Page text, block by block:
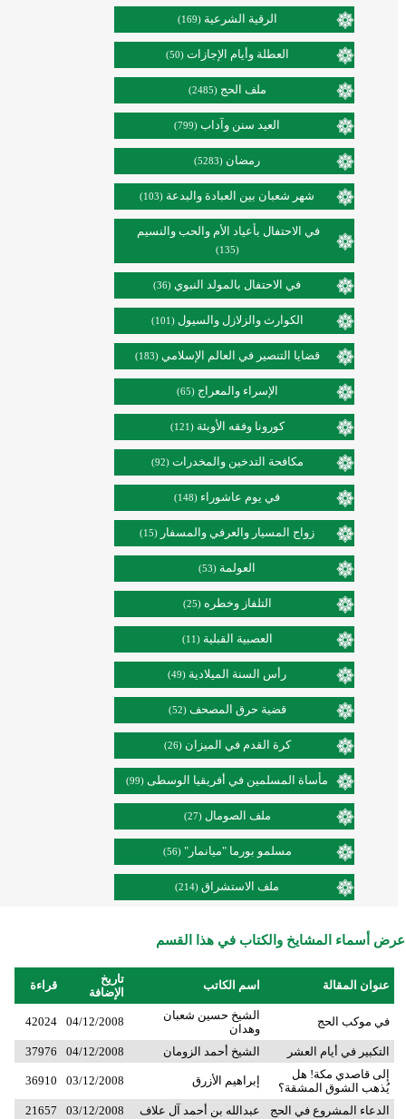
الرقية الشرعية (169)
العطلة وأيام الإجازات (50)
ملف الحج (2485)
العيد سنن وآداب (799)
رمضان (5283)
شهر شعبان بين العبادة والبدعة (103)
في الاحتفال بأعياد الأم والحب والنسيم
(135)
في الاحتفال بالمولد النبوي (36)
الكوارث والزلازل والسيول (101)
قضايا التنصير في العالم الإسلامي (183)
الإسراء والمعراج (65)
كورونا وفقه الأوبئة (121)
مكافحة التدخين والمخدرات (92)
في يوم عاشوراء (148)
زواج المسيار والعرفي والمسفار (15)
العولمة (53)
التلفاز وخطره (25)
العصبية القبلية (11)
رأس السنة الميلادية (49)
قضية حرق المصحف (52)
كرة القدم في الميزان (26)
مأساة المسلمين في أفريقيا الوسطى (99)
ملف الصومال (27)
مسلمو بورما "ميانمار" (56)
ملف الاستشراق (214)
عرض أسماء المشايخ والكتاب في هذا القسم
عنوان المقالة اسم الكاتب
تاريخ
الإضافة
قراءة
في موكب الحج
الشيخ حسين شعبان
وهدان
04/12/2008
42024
التكبير في أيام العشر الشيخ أحمد الزومان 04/12/2008
37976
إلى قاصدي مكة! هل
يُذهب الشوق المشقة؟
إبراهيم الأزرق 03/12/2008
36910
الدعاء المشروع في الحج عبدالله بن أحمد آل علاف 03/12/2008
21657